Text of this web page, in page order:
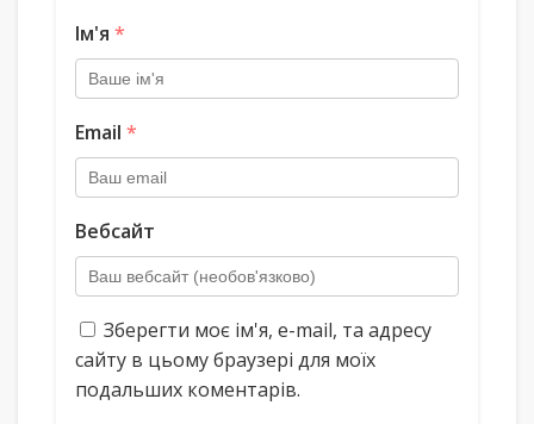
Ім'я *
Email *
Вебсайт
Зберегти моє ім'я, e-mail, та адресу
сайту в цьому браузері для моїх
подальших коментарів.